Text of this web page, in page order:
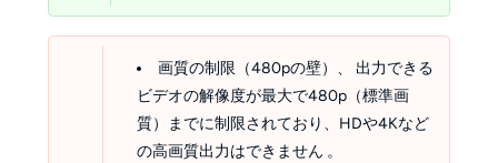
画質の制限（480pの壁）、 出力できる
ビデオの解像度が最大で480p（標準画
質）までに制限されており、HDや4Kなど
の高画質出力はできません 。